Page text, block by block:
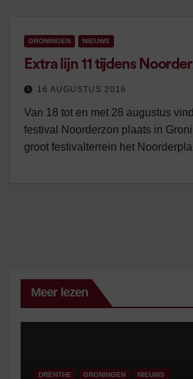
GRONINGEN NIEUWS
Extra lijn 11 tijdens
16 AUGUSTUS 2016
Van 18 tot en met 28 augustus
festival Noorderzon plaats in
groot festivalterrein het
Meer lezen
DRENTHE GRONINGEN NIEUWS